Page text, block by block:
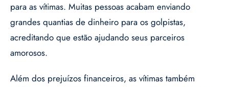
para as vítimas. Muitas pessoas acabam enviando
grandes quantias de dinheiro para os golpistas,
acreditando que estão ajudando seus parceiros
amorosos.
Além dos prejuízos financeiros, as vítimas também